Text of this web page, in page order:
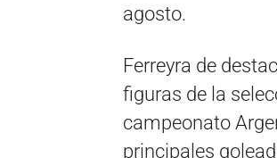
agosto.
Ferreyra de
figuras de la
campeonato
principales